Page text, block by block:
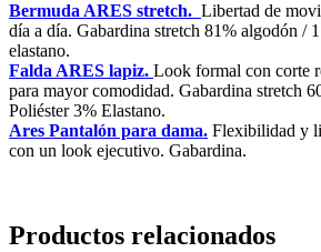
Bermuda ARES stretch. Libertad de
día a día. Gabardina stretch 81% algodón /
elastano.
Falda ARES lapiz. Look formal con corte
para mayor comodidad. Gabardina stretch
Poliéster 3% Elastano.
Ares Pantalón para dama. Flexibilidad y
con un look ejecutivo. Gabardina.
Productos relacionados